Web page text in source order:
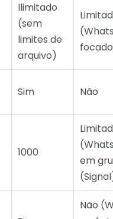
Ilimitado
(sem
limites de
arquivo)
Sim Não
1000
em
Não